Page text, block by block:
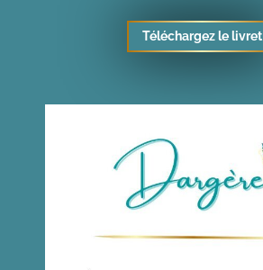
Téléchargez le livret